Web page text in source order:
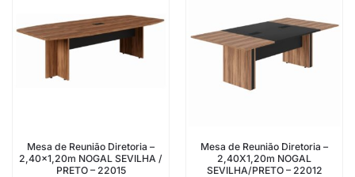
Mesa de Reunião Diretoria –
2,40×1,20m NOGAL SEVILHA /
PRETO – 22015
Mesa de Reunião Diretoria –
2,40X1,20m NOGAL
SEVILHA/PRETO – 22012